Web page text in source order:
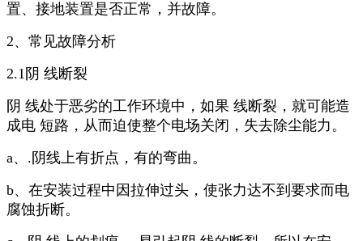
置、接地装置是否正常，并故障。
2、常见故障分析
2.1阴 线断裂
阴 线处于恶劣的工作环境中，如果 线断裂，就可能造
成电 短路，从而迫使整个电场关闭，失去除尘能力。
a、.阴线上有折点，有的弯曲。
b、在安装过程中因拉伸过头，使张力达不到要求而电
腐蚀折断。